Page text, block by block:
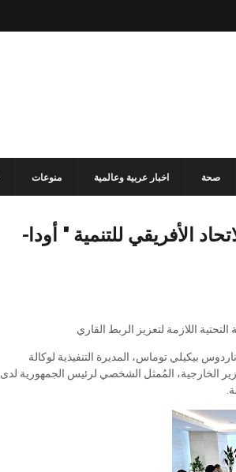
صحة اخبار عربية وعالمية منوعات
الأفريقي للتنمية " أودا-
اللازمة لتعزيز الربط القاري
بيكيلي توماس، المديرة التنفيذية لوكالة
الخارجية، المُمثل الشخصي لرئيس الجمهورية لدى